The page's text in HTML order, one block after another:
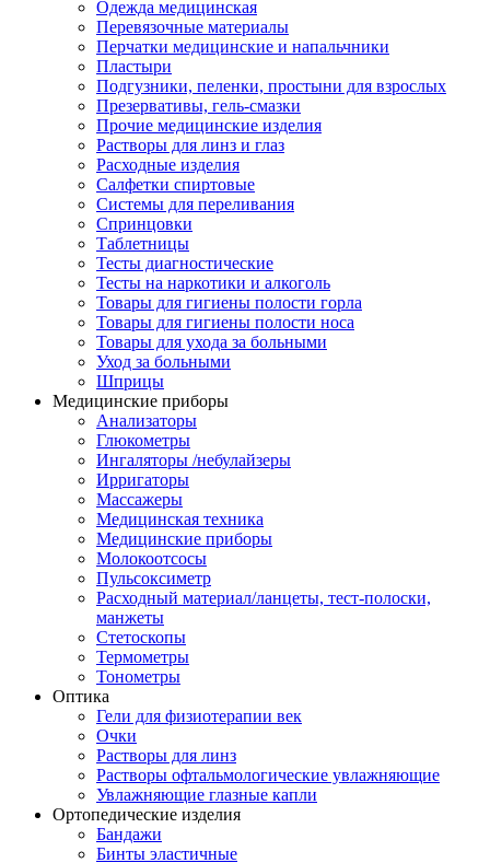
Одежда медицинская
Перевязочные материалы
Перчатки медицинские и напальчники
Пластыри
Подгузники, пеленки, простыни для взрослых
Презервативы, гель-смазки
Прочие медицинские изделия
Растворы для линз и глаз
Расходные изделия
Салфетки спиртовые
Системы для переливания
Спринцовки
Таблетницы
Тесты диагностические
Тесты на наркотики и алкоголь
Товары для гигиены полости горла
Товары для гигиены полости носа
Товары для ухода за больными
Уход за больными
Шприцы
Медицинские приборы
Анализаторы
Глюкометры
Ингаляторы /небулайзеры
Ирригаторы
Массажеры
Медицинская техника
Медицинские приборы
Молокоотсосы
Пульсоксиметр
Расходный материал/ланцеты, тест-полоски,
манжеты
Стетоскопы
Термометры
Тонометры
Оптика
Гели для физиотерапии век
Очки
Растворы для линз
Растворы офтальмологические увлажняющие
Увлажняющие глазные капли
Ортопедические изделия
Бандажи
Бинты эластичные